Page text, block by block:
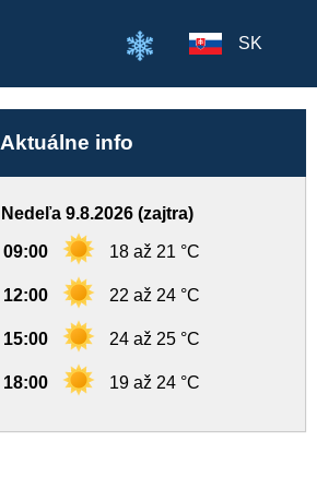
SK
Aktuálne info
Nedeľa 9.8.2026 (zajtra)
09:00 18 až 21 °C
12:00 22 až 24 °C
15:00 24 až 25 °C
18:00 19 až 24 °C